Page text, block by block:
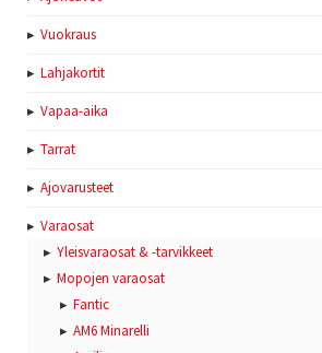
Vuokraus
Lahjakortit
Vapaa-aika
Tarrat
Ajovarusteet
Varaosat
Yleisvaraosat & -tarvikkeet
Mopojen varaosat
Fantic
AM6 Minarelli